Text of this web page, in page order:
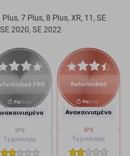
7 Plus, 8 Plus, XR, 11, SE
2020, SE 2022
IPS
Τεχνολογία
Ανακαινισμένο
IPS
Τεχνολογία